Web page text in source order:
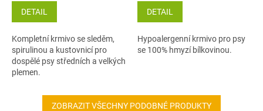
DETAIL
Kompletní krmivo se sleděm,
spirulinou a kustovnicí pro
dospělé psy středních a velkých
plemen.
DETAIL
Hypoalergenní krmivo pro psy
se 100% hmyzí bílkovinou.
ZOBRAZIT VŠECHNY PODOBNÉ PRODUKTY